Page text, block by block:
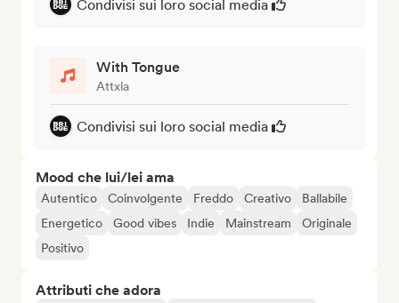
Condivisi sui loro social media
With Tongue
Attxla
Condivisi sui loro social media
Mood che lui/lei ama
Autentico Coinvolgente Freddo Creativo
Ballabile
Energetico
Good vibes Indie Mainstream
Originale
Positivo
Attributi che adora